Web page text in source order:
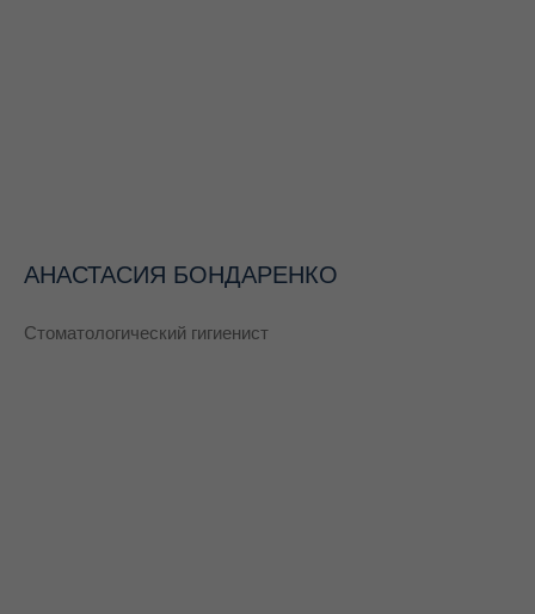
АНАСТАСИЯ БОНДАРЕНКО
Стоматологический гигиенист